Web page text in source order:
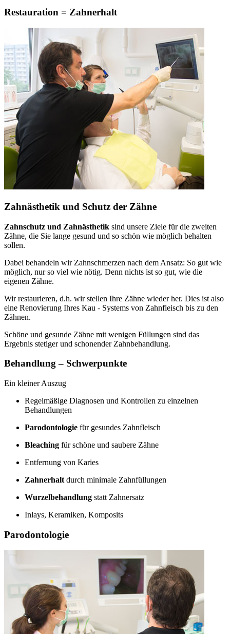
Restauration = Zahnerhalt
Zahnästhetik und Schutz der Zähne
Zahnschutz und Zahnästhetik sind unsere Ziele für die zweiten
Zähne, die Sie lange gesund und so schön wie möglich behalten
sollen.
Dabei behandeln wir Zahnschmerzen nach dem Ansatz: So gut wie
möglich, nur so viel wie nötig. Denn nichts ist so gut, wie die
eigenen Zähne.
Wir restaurieren, d.h. wir stellen Ihre Zähne wieder her. Dies ist also
eine Renovierung Ihres Kau - Systems von Zahnfleisch bis zu den
Zähnen.
Schöne und gesunde Zähne mit wenigen Füllungen sind das
Ergebnis stetiger und schonender Zahnbehandlung.
Behandlung – Schwerpunkte
Ein kleiner Auszug
Regelmäßige Diagnosen und Kontrollen zu einzelnen
Behandlungen
Parodontologie für gesundes Zahnfleisch
Bleaching für schöne und saubere Zähne
Entfernung von Karies
Zahnerhalt durch minimale Zahnfüllungen
Wurzelbehandlung statt Zahnersatz
Inlays, Keramiken, Komposits
Parodontologie